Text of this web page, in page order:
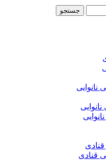
جستجو
قنادی